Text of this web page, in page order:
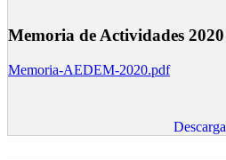
Memoria de Actividades 2020
Memoria-AEDEM-2020.pdf
Descarga